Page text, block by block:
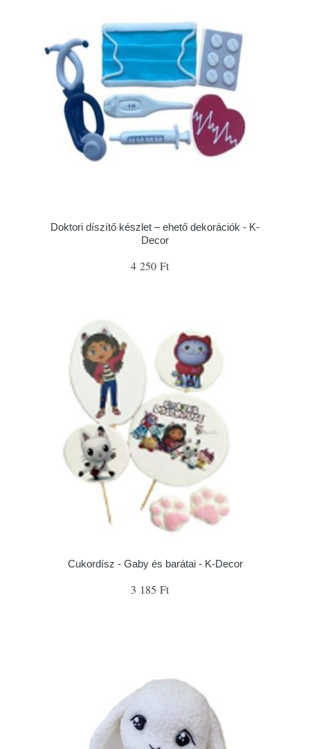
Doktori díszítő készlet – ehető dekorációk - K-
Decor
4 250 Ft
Cukordísz - Gaby és barátai - K-Decor
3 185 Ft